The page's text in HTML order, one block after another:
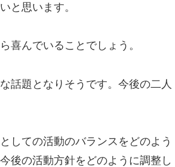
と思います。
喜んでいることでしょう。
話題となりそうです。今後の二人
しての活動のバランスをどのよう
後の活動方針をどのように調整し